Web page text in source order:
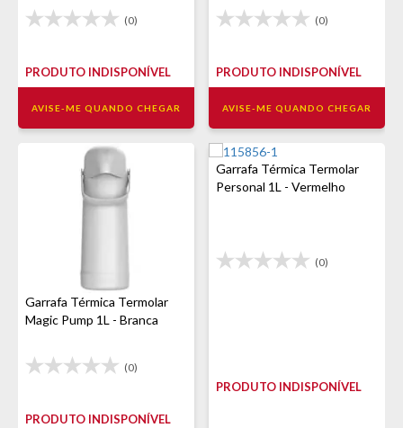
(0)
PRODUTO INDISPONÍVEL
AVISE-ME QUANDO CHEGAR
(0)
PRODUTO INDISPONÍVEL
AVISE-ME QUANDO CHEGAR
Garrafa Térmica Termolar
Magic Pump 1L - Branca
(0)
PRODUTO INDISPONÍVEL
Garrafa Térmica Termolar
Personal 1L - Vermelho
(0)
PRODUTO INDISPONÍVEL